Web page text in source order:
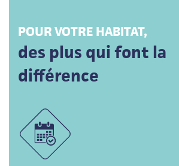
POUR VOTRE HABITAT,
des plus qui font la
différence